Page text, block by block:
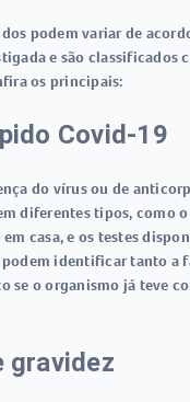
podem variar de
e são classificados
os principais:
Covid-19
do vírus ou de
diferentes tipos, como o
casa, e os testes
identificar tanto a
se o organismo já teve
gravidez